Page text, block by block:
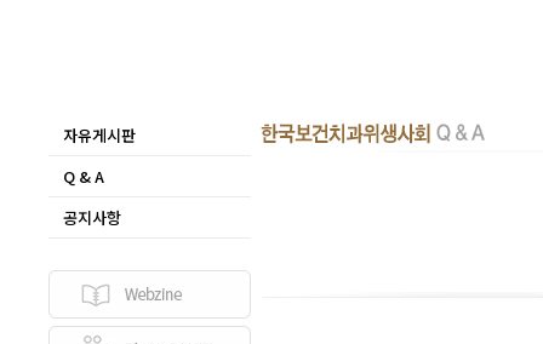
자유게시판
Q & A
공지사항